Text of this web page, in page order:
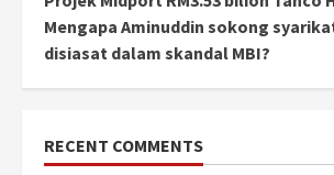
Mengapa Aminuddin sokong
disiasat dalam skandal MBI?
RECENT COMMENTS